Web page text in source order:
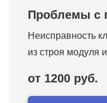
Проблемы с
Неисправность
из строя модуля
от 1200 руб.